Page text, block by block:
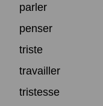
parler
penser
triste
travailler
tristesse